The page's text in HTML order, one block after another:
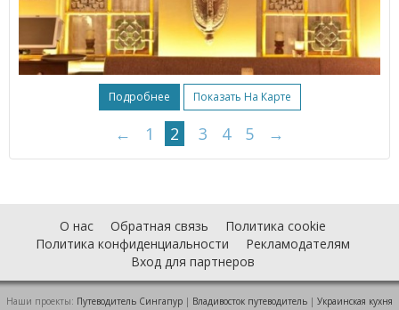
Подробнее Показать На Карте
← 1 2 3 4 5 →
О нас Обратная связь
Политика cookie
Политика конфиденциальности
Рекламодателям
Вход для партнеров
Наши проекты: Путеводитель Сингапур | Владивосток путеводитель | Украинская кухня